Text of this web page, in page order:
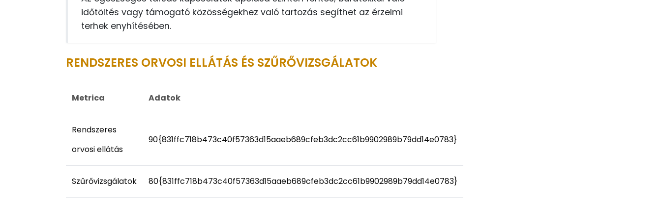
időtöltés vagy támogató közösségekhez való tartozás segíthet az érzelmi
terhek enyhítésében.
RENDSZERES ORVOSI ELLÁTÁS ÉS SZŰRŐVIZSGÁLATOK
Metrica Adatok
Rendszeres
orvosi ellátás
90{831ffc718b473c40f57363d15aaeb689cfeb3dc2cc61b9902989b79dd14e0783}
Szűrővizsgálatok 80{831ffc718b473c40f57363d15aaeb689cfeb3dc2cc61b9902989b79dd14e0783}